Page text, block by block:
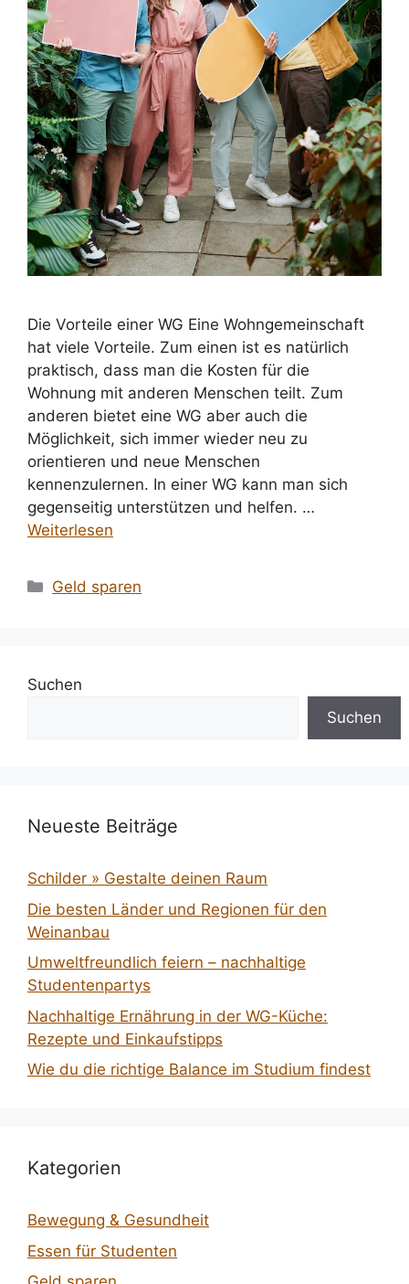
Die Vorteile einer WG Eine Wohngemeinschaft
hat viele Vorteile. Zum einen ist es natürlich
praktisch, dass man die Kosten für die
Wohnung mit anderen Menschen teilt. Zum
anderen bietet eine WG aber auch die
Möglichkeit, sich immer wieder neu zu
orientieren und neue Menschen
kennenzulernen. In einer WG kann man sich
gegenseitig unterstützen und helfen. …
Weiterlesen
Kategorien
Geld sparen
Suchen
Suchen
Neueste Beiträge
Schilder » Gestalte deinen Raum
Die besten Länder und Regionen für den
Weinanbau
Umweltfreundlich feiern – nachhaltige
Studentenpartys
Nachhaltige Ernährung in der WG-Küche:
Rezepte und Einkaufstipps
Wie du die richtige Balance im Studium findest
Kategorien
Bewegung & Gesundheit
Essen für Studenten